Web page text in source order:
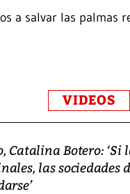
a salvar las palmas
VIDEOS
Catalina Botero: ‘Si
las sociedades